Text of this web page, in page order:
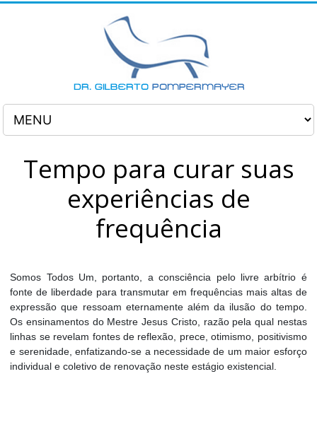
Tempo para curar suas
experiências de
frequência
Somos Todos Um, portanto, a consciência pelo livre arbítrio é
fonte de liberdade para transmutar em frequências mais altas de
expressão que ressoam eternamente além da ilusão do tempo.
Os ensinamentos do Mestre Jesus Cristo, razão pela qual nestas
linhas se revelam fontes de reflexão, prece, otimismo, positivismo
e serenidade, enfatizando-se a necessidade de um maior esforço
individual e coletivo de renovação neste estágio existencial.